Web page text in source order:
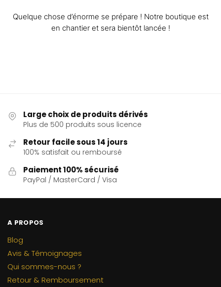
Quelque chose d’énorme se prépare ! Notre boutique est
en chantier et sera bientôt lancée !
Large choix de produits dérivés
Plus de 500 produits sous licence
Retour facile sous 14 jours
100% satisfait ou remboursé
Paiement 100% sécurisé
PayPal / MasterCard / Visa
A PROPOS
Blog
Avis & Témoignages
Qui sommes-nous ?
Retour & Remboursement